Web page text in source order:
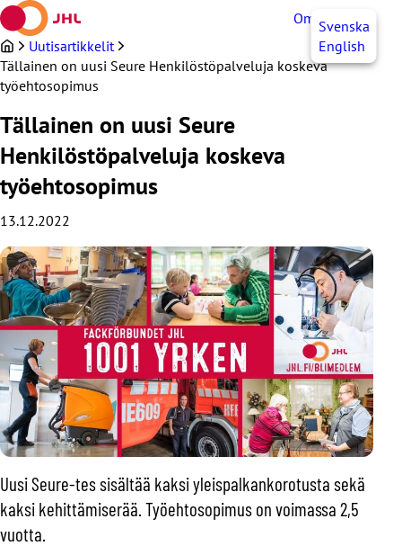
Siirry
sisältöön
OmaJHLSvenska
English
Uutisartikkelit
Tällainen on uusi Seure Henkilöstöpalveluja koskeva
työehtosopimus
Tällainen on uusi Seure
Henkilöstöpalveluja koskeva
työehtosopimus
13.12.2022
Uusi Seure-tes sisältää kaksi yleispalkankorotusta sekä
kaksi kehittämiserää. Työehtosopimus on voimassa 2,5
vuotta.